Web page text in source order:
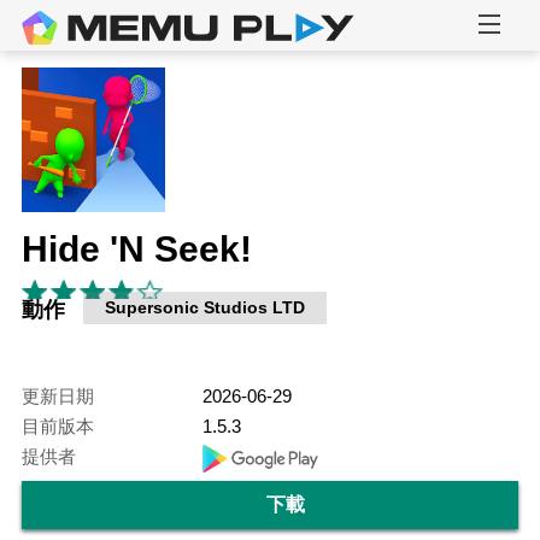
Hide 'N Seek!
動作 Supersonic Studios LTD
更新日期
2026-06-29
目前版本
1.5.3
提供者
下載